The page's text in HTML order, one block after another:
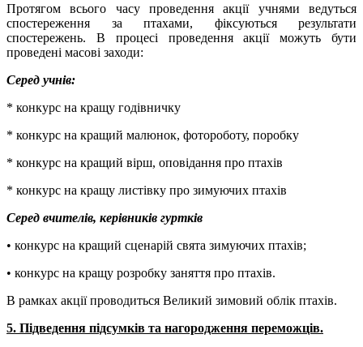
Протягом всього часу проведення акції учнями ведуться
спостереження за птахами, фіксуються результати
спостережень. В процесі проведення акції можуть бути
проведені масові заходи:
Серед учнів:
* конкурс на кращу годівничку
* конкурс на кращий малюнок, фотороботу, поробку
* конкурс на кращий вірш, оповідання про птахів
* конкурс на кращу листівку про зимуючих птахів
Серед вчителів, керівників гуртків
• конкурс на кращий сценарій свята зимуючих птахів;
• конкурс на кращу розробку заняття про птахів.
В рамках акції проводиться Великий зимовий облік птахів.
5. Підведення підсумків та нагородження переможців.